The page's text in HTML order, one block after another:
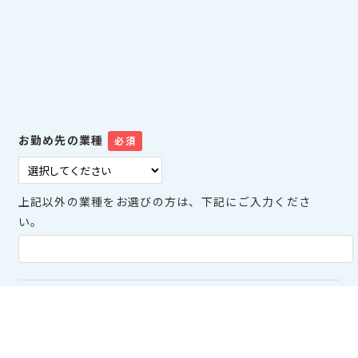
お勤め先の業種 必須
上記以外の業種をお選びの方は、下記にご入力くださ
い。